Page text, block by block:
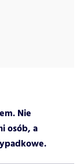
Nie
osób, a